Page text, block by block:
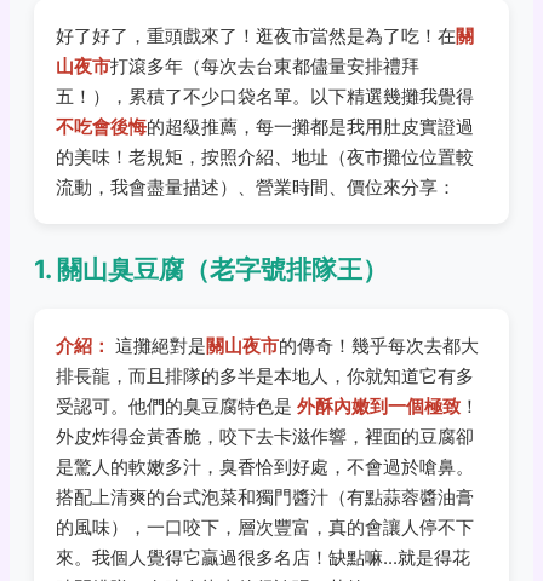
好了好了，重頭戲來了！逛夜市當然是為了吃！在關
山夜市打滾多年（每次去台東都儘量安排禮拜
五！），累積了不少口袋名單。以下精選幾攤我覺得
不吃會後悔的超級推薦，每一攤都是我用肚皮實證過
的美味！老規矩，按照介紹、地址（夜市攤位位置較
流動，我會盡量描述）、營業時間、價位來分享：
1. 關山臭豆腐（老字號排隊王）
介紹： 這攤絕對是關山夜市的傳奇！幾乎每次去都大
排長龍，而且排隊的多半是本地人，你就知道它有多
受認可。他們的臭豆腐特色是 外酥內嫩到一個極致 ！
外皮炸得金黃香脆，咬下去卡滋作響，裡面的豆腐卻
是驚人的軟嫩多汁，臭香恰到好處，不會過於嗆鼻。
搭配上清爽的台式泡菜和獨門醬汁（有點蒜蓉醬油膏
的風味），一口咬下，層次豐富，真的會讓人停不下
來。我個人覺得它贏過很多名店！缺點嘛...就是得花